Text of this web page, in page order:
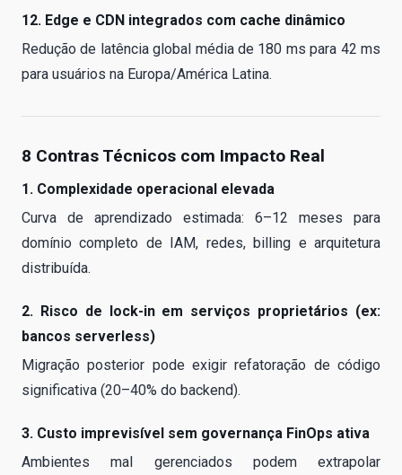
12. Edge e CDN integrados com cache dinâmico
Redução de latência global média de 180 ms para 42 ms
para usuários na Europa/América Latina.
8 Contras Técnicos com Impacto Real
1. Complexidade operacional elevada
Curva de aprendizado estimada: 6–12 meses para
domínio completo de IAM, redes, billing e arquitetura
distribuída.
2. Risco de lock-in em serviços proprietários (ex:
bancos serverless)
Migração posterior pode exigir refatoração de código
significativa (20–40% do backend).
3. Custo imprevisível sem governança FinOps ativa
Ambientes mal gerenciados podem extrapolar